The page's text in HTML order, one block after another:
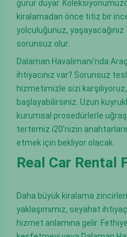
gurur duyar.
kiralamadan önce titiz bir
yolculuğunuz,
sorunsuz olur.
Dalaman Havalimanı'nda
ihtiyacınız var? Sorunsuz
hizmetimizle sizi
başlayabilirsiniz. Uzun
kurumsal prosedürlerle
tertemiz i20'nizin
etmek için bekliyor olacak.
Real Car Rental
Daha büyük kiralama
yaklaşımımız, seyahat
hizmet anlamına gelir.